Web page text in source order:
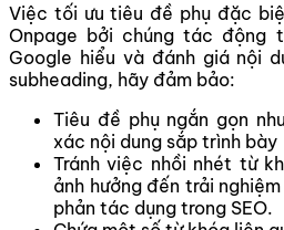
Việc tối ưu tiêu đề phụ đặc
Onpage bởi chúng tác động
Google hiểu và đánh giá nội
subheading, hãy đảm bảo:
Tiêu đề phụ ngắn gọn
xác nội dung sắp trình bày
Tránh việc nhồi nhét từ
ảnh hưởng đến trải
phản tác dụng trong SEO.